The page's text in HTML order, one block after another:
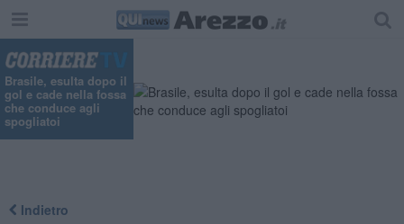
Brasile, esulta dopo il
gol e cade nella fossa
che conduce agli
spogliatoi
Indietro